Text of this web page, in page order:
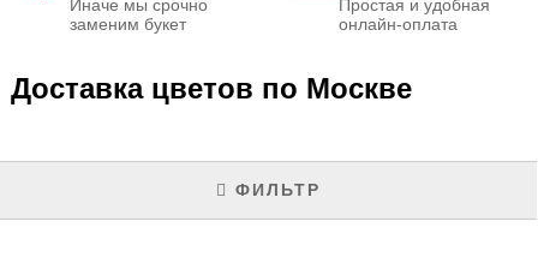
Иначе мы срочно
заменим букет
Простая и удобная
онлайн-оплата
Доставка цветов по Москве
ФИЛЬТР